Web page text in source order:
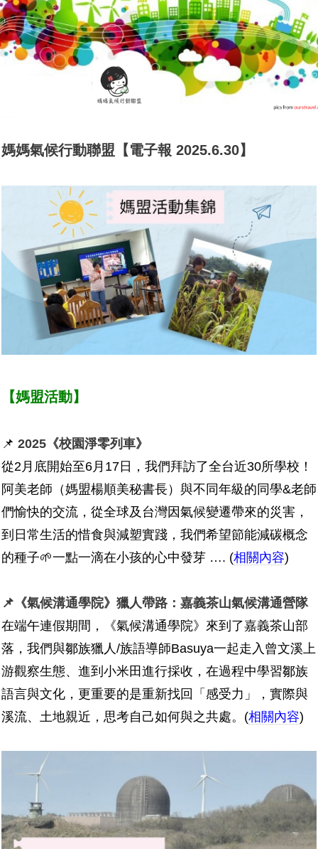
媽媽氣候行動聯盟【電子報 2025.6.30】
【媽盟活動】
📌 2025《校園淨零列車》
從2月底開始至6月17日，我們拜訪了全台近30所學校！
阿美老師（媽盟楊順美秘書長）與不同年級的同學&老師
們愉快的交流，從全球及台灣因氣候變遷帶來的災害，
到日常生活的惜食與減塑實踐，我們希望節能減碳概念
的種子🌱一點一滴在小孩的心中發芽 …. (相關內容)
📌《氣候溝通學院》獵人帶路：嘉義茶山氣候溝通營隊
在端午連假期間，《氣候溝通學院》來到了嘉義茶山部
落，我們與鄒族獵人/族語導師Basuya一起走入曾文溪上
游觀察生態、進到小米田進行採收，在過程中學習鄒族
語言與文化，更重要的是重新找回「感受力」，實際與
溪流、土地親近，思考自己如何與之共處。(相關內容)